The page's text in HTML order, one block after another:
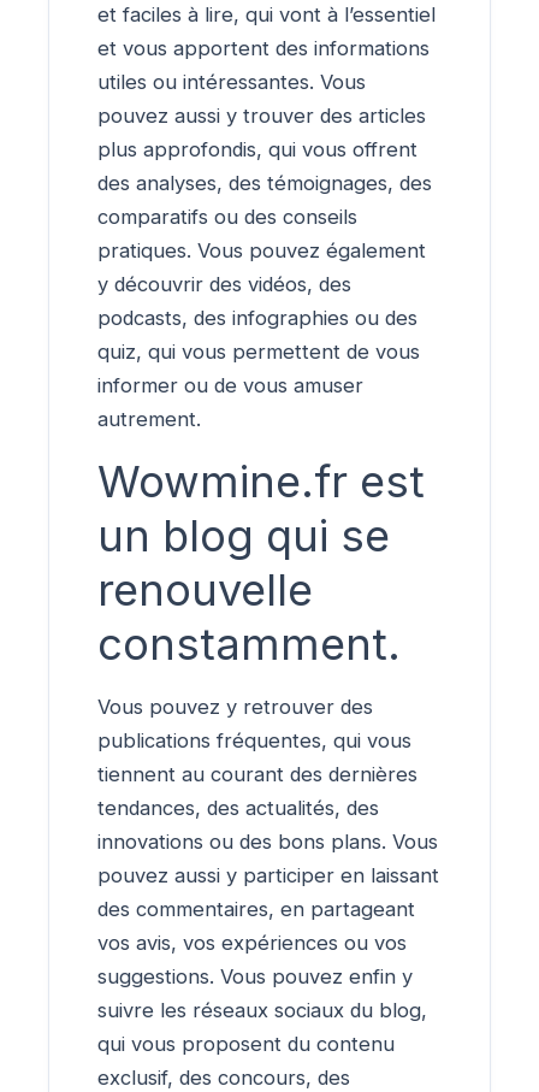
et faciles à lire, qui vont à l’essentiel
et vous apportent des informations
utiles ou intéressantes. Vous
pouvez aussi y trouver des articles
plus approfondis, qui vous offrent
des analyses, des témoignages, des
comparatifs ou des conseils
pratiques. Vous pouvez également
y découvrir des vidéos, des
podcasts, des infographies ou des
quiz, qui vous permettent de vous
informer ou de vous amuser
autrement.
Wowmine.fr est
un blog qui se
renouvelle
constamment.
Vous pouvez y retrouver des
publications fréquentes, qui vous
tiennent au courant des dernières
tendances, des actualités, des
innovations ou des bons plans. Vous
pouvez aussi y participer en laissant
des commentaires, en partageant
vos avis, vos expériences ou vos
suggestions. Vous pouvez enfin y
suivre les réseaux sociaux du blog,
qui vous proposent du contenu
exclusif, des concours, des